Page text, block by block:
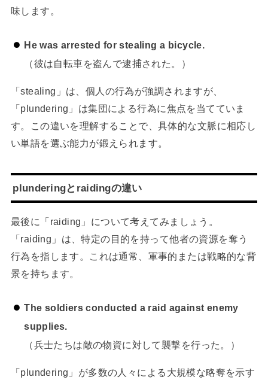
味します。
He was arrested for stealing a bicycle.
（彼は自転車を盗んで逮捕された。）
「stealing」は、個人の行為が強調されますが、
「plundering」は集団による行為に焦点を当てていま
す。この違いを理解することで、具体的な文脈に相応し
い単語を選ぶ能力が鍛えられます。
plunderingとraidingの違い
最後に「raiding」について考えてみましょう。
「raiding」は、特定の目的を持って他者の資源を奪う
行為を指します。これは通常、軍事的または戦略的な背
景を持ちます。
The soldiers conducted a raid against enemy
supplies.
（兵士たちは敵の物資に対して襲撃を行った。）
「plundering」が多数の人々による大規模な略奪を示す